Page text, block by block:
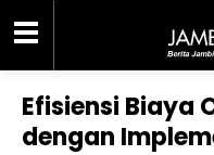
Efisiensi Biaya
dengan